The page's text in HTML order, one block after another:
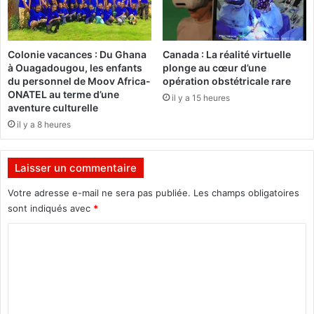
j
e
u
n
e
s
b
r
i
a
b
a
:
L
e
R
A
E
s
e
s
p
a
Colonie vacances : Du Ghana
à Ouagadougou, les enfants
du personnel de Moov Africa-
ONATEL au terme d’une
aventure culturelle
il y a 8 heures
Canada : La réalité virtuelle
plonge au cœur d’une
opération obstétricale rare
il y a 15 heures
Laisser un commentaire
Votre adresse e-mail ne sera pas publiée. Les champs obligatoires
sont indiqués avec *